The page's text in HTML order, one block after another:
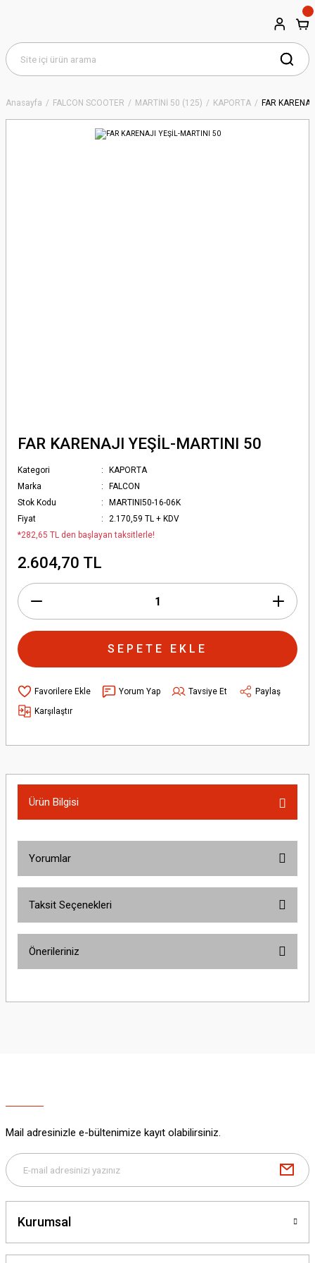
Anasayfa FALCON SCOOTER MARTİNİ 50 (125) KAPORTA FAR
FAR KARENAJI YEŞİL-MARTINI 50
Kategori
KAPORTA
Marka
FALCON
Stok Kodu
MARTINI50-16-06K
Fiyat
2.170,59 TL + KDV
*282,65 TL den başlayan taksitlerle!
2.604,70 TL
SEPETE EKLE
Yorum Yap Tavsiye Et
Paylaş
Karşılaştır
Ürün Bilgisi
Yorumlar
Taksit Seçenekleri
Önerileriniz
yetersiz gördüğünüz noktaları öneri formunu kullanarak tarafımıza
Bu ürüne benzer farklı alternatifler olmalı.
Mail adresinizle e-bültenimize kayıt olabilirsiniz.
Kurumsal